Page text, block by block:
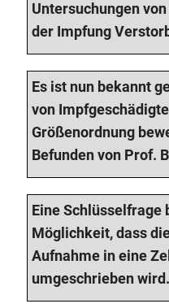
Untersuchungen
der Impfung
Es ist nun bekannt
von
Größenordnung
Befunden von Prof.
Eine
Möglichkeit, dass
Aufnahme in eine
umgeschrieben wird.